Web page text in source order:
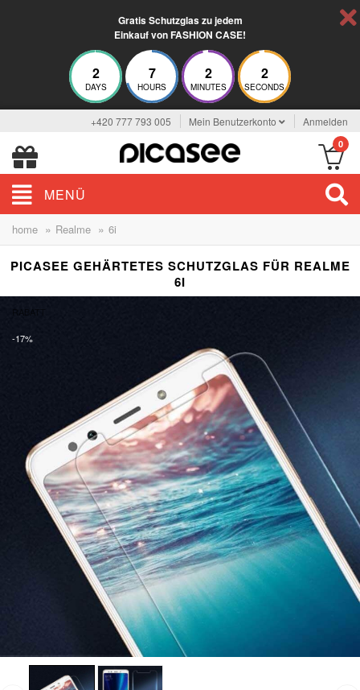
Gratis Schutzglas zu jedem
Einkauf von FASHION CASE!
2
DAYS
7
HOURS
2
MINUTES
1
SECONDS
+420 777 793 005 Mein Benutzerkonto Anmelden
0
MENÜ
home » Realme » 6i
PICASEE GEHÄRTETES SCHUTZGLAS FÜR REALME
6I
RABATT
-17%